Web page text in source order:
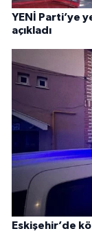
YENİ Parti’ye
açıkladı
Eskişehir’de